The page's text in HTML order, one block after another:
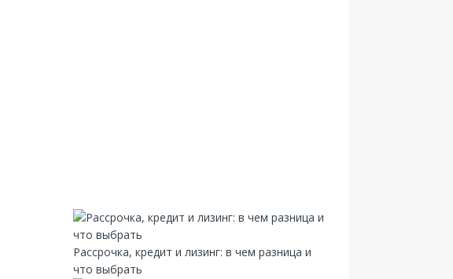
Рассрочка, кредит и лизинг: в чем разница и
что выбрать